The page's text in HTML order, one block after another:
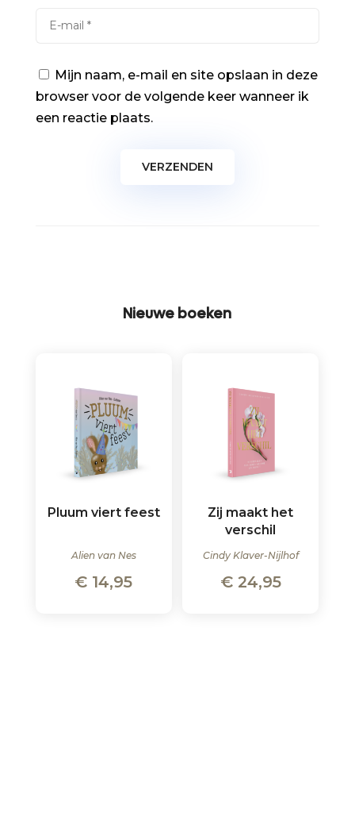
Mijn naam, e-mail en site opslaan in deze
browser voor de volgende keer wanneer ik
een reactie plaats.
Nieuwe boeken
Pluum viert feest
Alien van Nes
€ 14,95
Zij maakt het
verschil
Cindy Klaver-Nijlhof
€24,95